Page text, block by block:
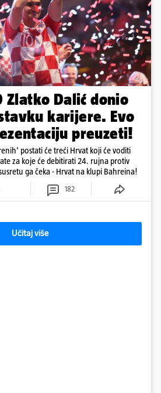
Zlatko Dalić donio
karijere. Evo
preuzeti!
postati će treći Hrvat koji će voditi
za koje će debitirati 24. rujna protiv
ga čeka - Hrvat na klupi Bahreina!
182
Učitaj više